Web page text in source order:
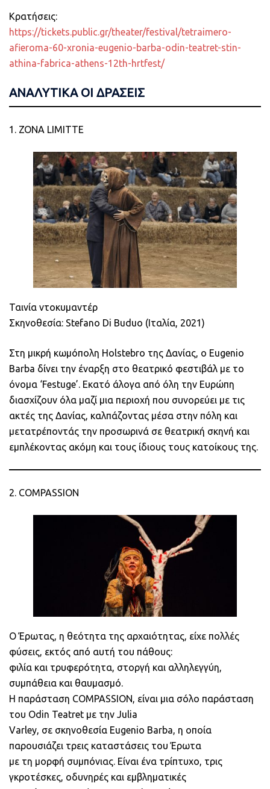
Κρατήσεις:
https://tickets.public.gr/theater/festival/tetraimero-
afieroma-60-xronia-eugenio-barba-odin-teatret-stin-
athina-fabrica-athens-12th-hrtfest/
ΑΝΑΛΥΤΙΚΑ ΟΙ ΔΡΑΣΕΙΣ
1. ZONA LIMITTE
Ταινία ντοκυμαντέρ
Σκηνοθεσία: Stefano Di Buduo (Ιταλία, 2021)
Στη μικρή κωμόπολη Holstebro της Δανίας, ο Eugenio
Barba δίνει την έναρξη στο θεατρικό φεστιβάλ με το
όνομα ‘Festuge’. Εκατό άλογα από όλη την Ευρώπη
διασχίζουν όλα μαζί μια περιοχή που συνορεύει με τις
ακτές της Δανίας, καλπάζοντας μέσα στην πόλη και
μετατρέποντάς την προσωρινά σε θεατρική σκηνή και
εμπλέκοντας ακόμη και τους ίδιους τους κατοίκους της.
2. COMPASSION
Ο Έρωτας, η θεότητα της αρχαιότητας, είχε πολλές
φύσεις, εκτός από αυτή του πάθους:
φιλία και τρυφερότητα, στοργή και αλληλεγγύη,
συμπάθεια και θαυμασμό.
Η παράσταση COMPASSION, είναι μια σόλο παράσταση
του Odin Teatret με την Julia
Varley, σε σκηνοθεσία Eugenio Barba, η οποία
παρουσιάζει τρεις καταστάσεις του Έρωτα
με τη μορφή συμπόνιας. Είναι ένα τρίπτυχο, τρις
γκροτέσκες, οδυνηρές και εμβληματικές